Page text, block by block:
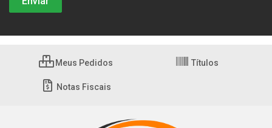
Meus Pedidos Títulos
Notas Fiscais